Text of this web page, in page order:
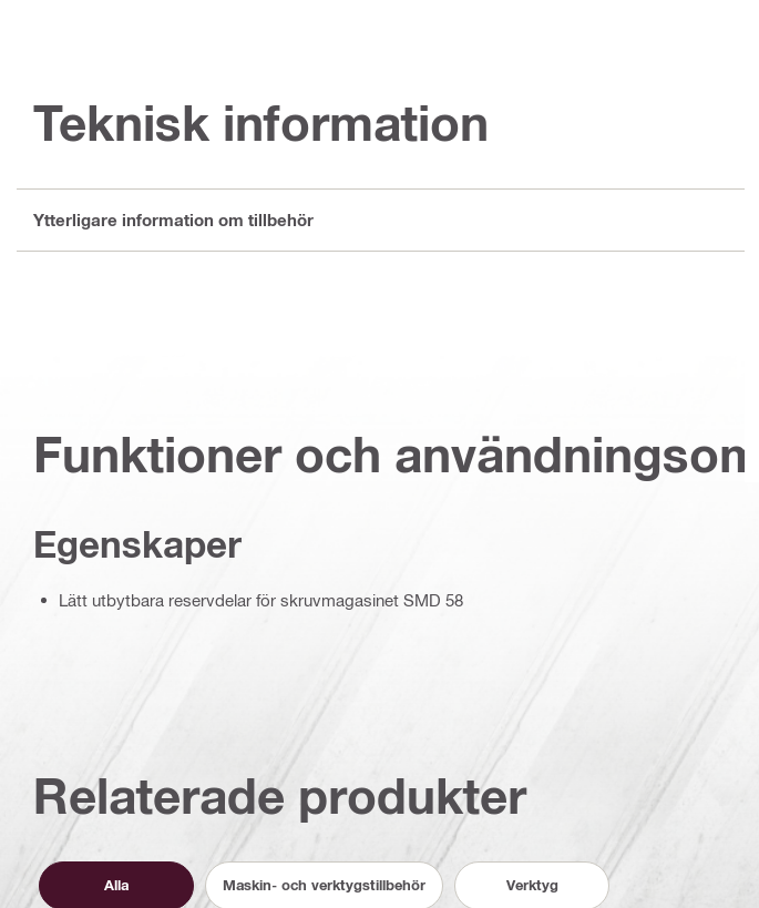
Teknisk information
Ytterligare information om tillbehör
Funktioner och
Egenskaper
Lätt utbytbara reservdelar för skruvmagasinet SMD 58
Relaterade produkter
Alla Maskin- och verktygstillbehör Verktyg